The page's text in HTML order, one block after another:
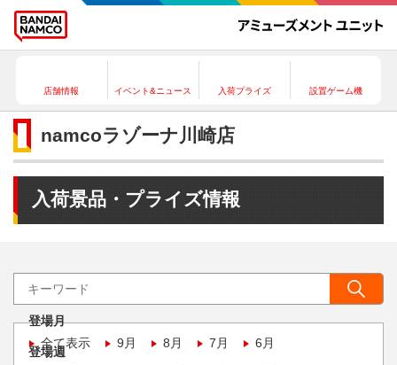
店舗情報 イベント&ニュース 入荷プライズ 設置ゲーム機
namcoラゾーナ川崎店
入荷景品・プライズ情報
登場月
全て表示
9月 8月 7月 6月
登場週